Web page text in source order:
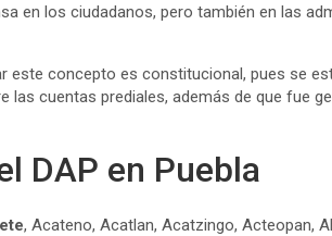
en los ciudadanos, pero también en las
este concepto es constitucional, pues se
cuentas prediales, además de que fue
DAP en Puebla
, Acateno, Acatlan, Acatzingo, Acteopan,